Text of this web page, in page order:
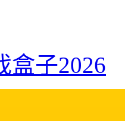
盒子2026